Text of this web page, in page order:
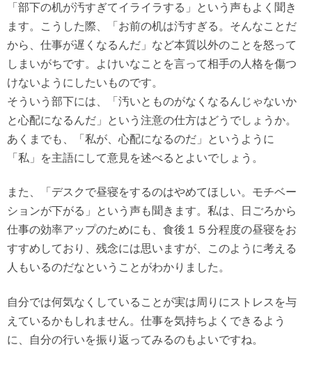
「部下の机が汚すぎてイライラする」という声もよく聞き
ます。こうした際、「お前の机は汚すぎる。そんなことだ
から、仕事が遅くなるんだ」など本質以外のことを怒って
しまいがちです。よけいなことを言って相手の人格を傷つ
けないようにしたいものです。
そういう部下には、「汚いとものがなくなるんじゃないか
と心配になるんだ」という注意の仕方はどうでしょうか。
あくまでも、「私が、心配になるのだ」というように
「私」を主語にして意見を述べるとよいでしょう。
また、「デスクで昼寝をするのはやめてほしい。モチベー
ションが下がる」という声も聞きます。私は、日ごろから
仕事の効率アップのためにも、食後１５分程度の昼寝をお
すすめしており、残念には思いますが、このように考える
人もいるのだなということがわかりました。
自分では何気なくしていることが実は周りにストレスを与
えているかもしれません。仕事を気持ちよくできるよう
に、自分の行いを振り返ってみるのもよいですね。